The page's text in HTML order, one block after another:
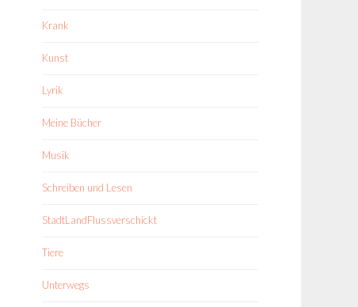
Krank
Kunst
Lyrik
Meine Bücher
Musik
Schreiben und Lesen
StadtLandFlussverschickt
Tiere
Unterwegs